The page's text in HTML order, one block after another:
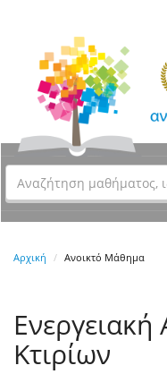
Αρχική Ανοικτό Μάθημα
Ενεργειακή
Κτιρίων